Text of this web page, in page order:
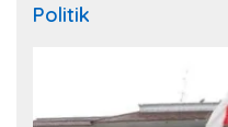
Politik